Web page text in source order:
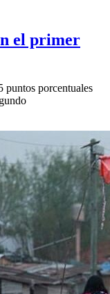
el primer
puntos porcentuales